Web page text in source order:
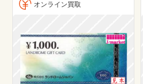
オンライン買取